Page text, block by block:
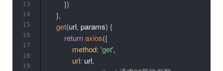
})
},
get(url, params) {
returnaxios({
method: 'get',
url: url,
13
14
15
16
17
18
19